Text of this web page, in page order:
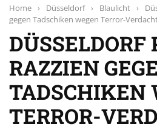
Home › Düsseldorf › Blaulicht ›
gegen Tadschiken wegen Terror-
DÜSSELDORF
RAZZIEN
TADSCHIKEN
TERROR-